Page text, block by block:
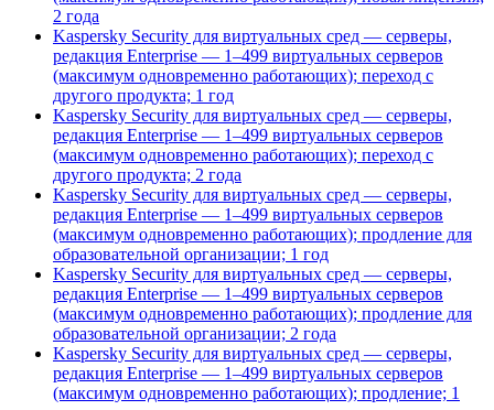
2 года
Kaspersky Security для виртуальных сред — серверы,
редакция Enterprise — 1–499 виртуальных серверов
(максимум одновременно работающих); переход с
другого продукта; 1 год
Kaspersky Security для виртуальных сред — серверы,
редакция Enterprise — 1–499 виртуальных серверов
(максимум одновременно работающих); переход с
другого продукта; 2 года
Kaspersky Security для виртуальных сред — серверы,
редакция Enterprise — 1–499 виртуальных серверов
(максимум одновременно работающих); продление для
образовательной организации; 1 год
Kaspersky Security для виртуальных сред — серверы,
редакция Enterprise — 1–499 виртуальных серверов
(максимум одновременно работающих); продление для
образовательной организации; 2 года
Kaspersky Security для виртуальных сред — серверы,
редакция Enterprise — 1–499 виртуальных серверов
(максимум одновременно работающих); продление; 1